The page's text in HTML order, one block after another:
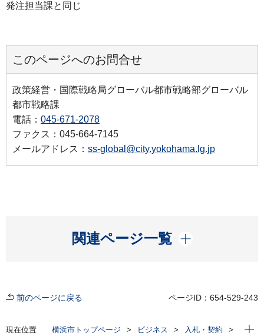
発注担当課と同じ
このページへのお問合せ
政策経営・国際戦略局グローバル都市戦略部グローバル
都市戦略課
電話： 045-671-2078
ファクス：045-664-7145
メールアドレス： ss-global@city.yokohama.lg.jp
関連ページ一覧
開く
前のページに戻る ページID：654-529-243
現在位置 横浜市トップページ ビジネス
入札・契約
現在